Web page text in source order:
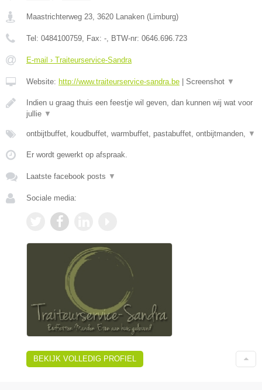
Maastrichterweg 23, 3620 Lanaken (Limburg)
Tel: 0484100759, Fax: -, BTW-nr: 0646.696.723
E-mail › Traiteurservice-Sandra
Website: http://www.traiteurservice-sandra.be Screenshot ▼
Indien u graag thuis een feestje wil geven, dan kunnen wij wat voor
jullie ▼
ontbijtbuffet, koudbuffet, warmbuffet, pastabuffet, ontbijtmanden, ▼
Er wordt gewerkt op afspraak.
Laatste facebook posts ▼
Sociale media:
BEKIJK VOLLEDIG PROFIEL